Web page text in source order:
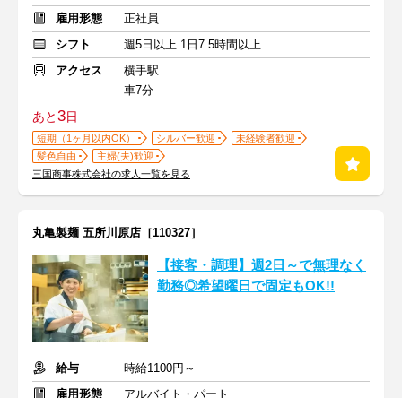
雇用形態
正社員
シフト
週5日以上 1日7.5時間以上
アクセス
横手駅
車7分
あと3日
短期（1ヶ月以内OK） シルバー歓迎
未経験者歓迎
髪色自由
主婦(夫)歓迎
三国商事株式会社の求人一覧を見る
丸亀製麺 五所川原店［110327］
【接客・調理】週2日～で無理なく
勤務◎希望曜日で固定もOK!!
給与
時給1100円～
雇用形態
アルバイト・パート